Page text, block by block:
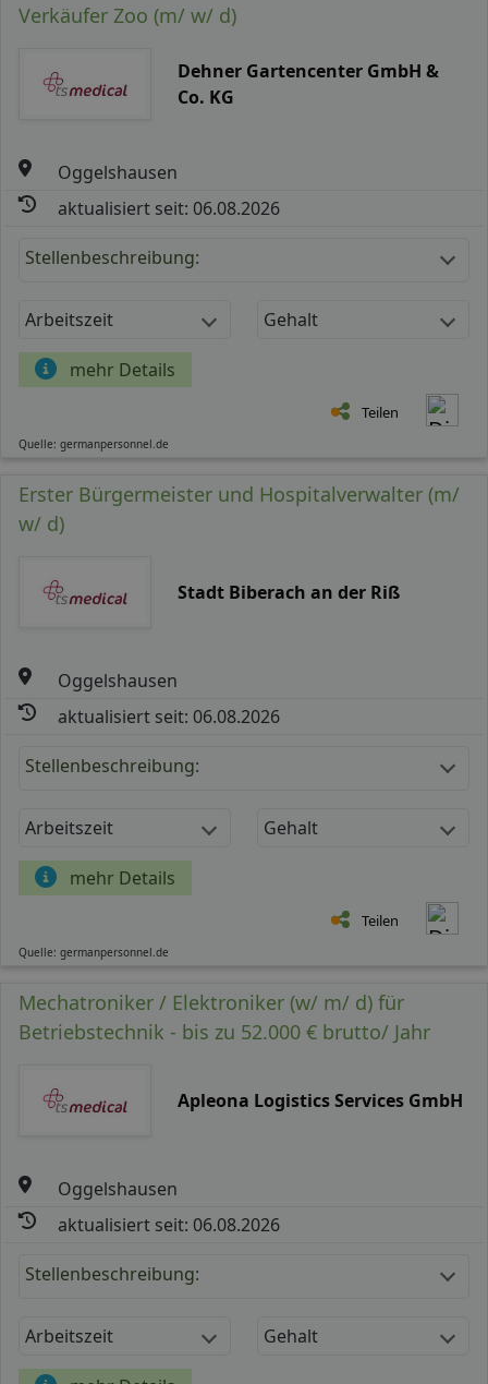
Verkäufer Zoo (m/ w/ d)
Dehner Gartencenter GmbH &
Co. KG
Oggelshausen
aktualisiert seit: 06.08.2026
Stellenbeschreibung:
Arbeitszeit Gehalt
mehr Details
Teilen
Quelle: germanpersonnel.de
Erster Bürgermeister und Hospitalverwalter (m/
w/ d)
Stadt Biberach an der Riß
Oggelshausen
aktualisiert seit: 06.08.2026
Stellenbeschreibung:
Arbeitszeit Gehalt
mehr Details
Teilen
Quelle: germanpersonnel.de
Mechatroniker / Elektroniker (w/ m/ d) für
Betriebstechnik - bis zu 52.000 € brutto/ Jahr
Apleona Logistics Services GmbH
Oggelshausen
aktualisiert seit: 06.08.2026
Stellenbeschreibung:
Arbeitszeit Gehalt